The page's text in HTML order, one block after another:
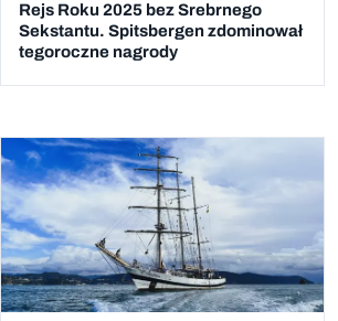
Rejs Roku 2025 bez Srebrnego
Sekstantu. Spitsbergen zdominował
tegoroczne nagrody